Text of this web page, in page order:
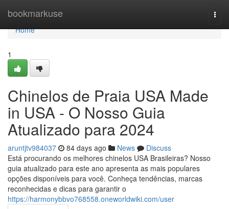
bookmarkuse
Home
Home
1
Chinelos de Praia USA Made
in USA - O Nosso Guia
Atualizado para 2024
aruntjtv984037 84 days ago News
Discuss
Está procurando os melhores chinelos USA Brasileiras? Nosso
guia atualizado para este ano apresenta as mais populares
opções disponíveis para você. Conheça tendências, marcas
reconhecidas e dicas para garantir o
https://harmonybbvo768558.oneworldwiki.com/user